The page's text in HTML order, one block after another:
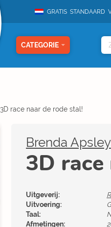
GRATIS STANDAARD
CATEGORIE
3D race naar de rode stal!
Brenda Apsley
3D
Uitgeverij:
Uitvoering:
Taal:
Afmetingen: